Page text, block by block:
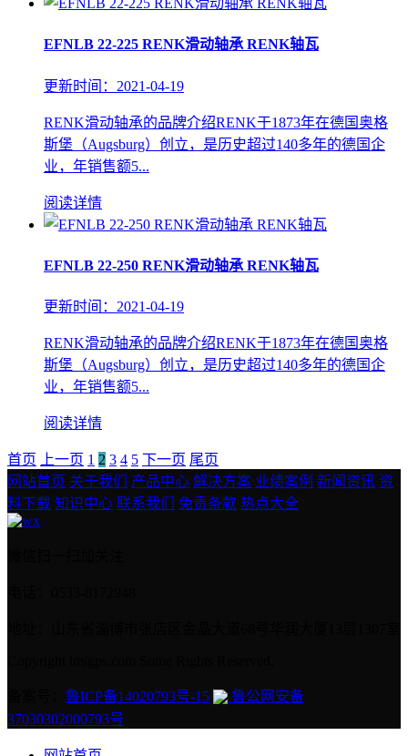
EFNLB 22-225 RENK滑动轴承 RENK轴瓦
更新时间：2021-04-19
RENK滑动轴承的品牌介绍RENK于1873年在德国奥格
斯堡（Augsburg）创立，是历史超过140多年的德国企
业，年销售额5...
阅读详情
EFNLB 22-250 RENK滑动轴承 RENK轴瓦
更新时间：2021-04-19
RENK滑动轴承的品牌介绍RENK于1873年在德国奥格
斯堡（Augsburg）创立，是历史超过140多年的德国企
业，年销售额5...
阅读详情
首页 上一页 1 2 3 4 5 下一页 尾页
网站首页 关于我们 产品中心 解决方案 业绩案例 新闻资讯 资
料下载 知识中心 联系我们 免责条款 热点大全
鲁ICP备14020793号-15
鲁公网安备
37030302000793号